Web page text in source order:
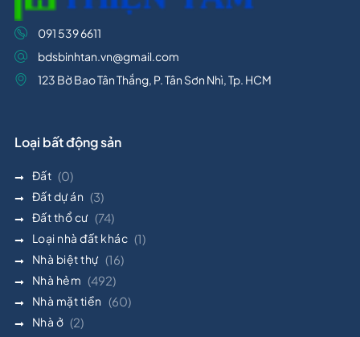
091 539 6611
bdsbinhtan.vn@gmail.com
123 Bờ Bao Tân Thắng, P. Tân Sơn Nhì, Tp. HCM
Loại bất động sản
Đất (0)
Đất dự án (3)
Đất thổ cư (74)
Loại nhà đất khác (1)
Nhà biệt thự (16)
Nhà hẻm (492)
Nhà mặt tiền (60)
Nhà ở (2)